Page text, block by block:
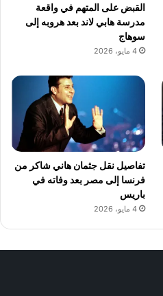
القبض على المتهم في واقعة
مدرسة هابي لاند بعد هروبه إلى
سوهاج
4 مايو، 2026
تفاصيل نقل جثمان هاني شاكر من
فرنسا إلى مصر بعد وفاته في
باريس
4 مايو، 2026